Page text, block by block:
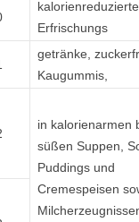
kalorienreduzierte
Erfrischungs­
getränke,
Kaugummis,
in kalorienarmen
süßen Suppen,
Puddings und
Cremespeisen